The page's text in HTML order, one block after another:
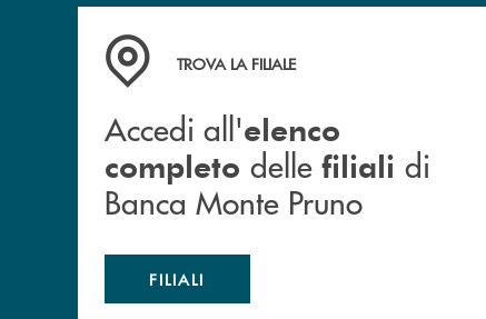
Accedi all' elenco completo&nbsp;
TROVA LA FILIALE
Accedi all'elenco
completo delle filiali di
Banca Monte Pruno
FILIALI